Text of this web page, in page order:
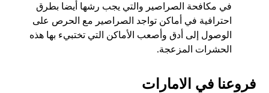
في مكافحة الصراصير والتي يجب رشها أيضا بطرق
احترافية في أماكن تواجد الصراصير مع الحرص على
الوصول إلى أدق وأصعب الأماكن التي تختبيء بها هذه
الحشرات المزعجة.
فروعنا في الامارات